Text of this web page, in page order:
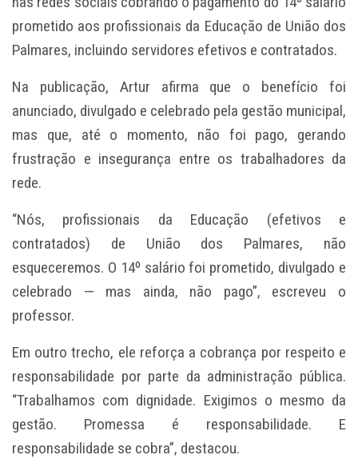
prometido aos profissionais da Educação de União dos
Palmares, incluindo servidores efetivos e contratados.
Na publicação, Artur afirma que o benefício foi
anunciado, divulgado e celebrado pela gestão municipal,
mas que, até o momento, não foi pago, gerando
frustração e insegurança entre os trabalhadores da
rede.
“Nós, profissionais da Educação (efetivos e
contratados) de União dos Palmares, não
esqueceremos. O 14º salário foi prometido, divulgado e
celebrado — mas ainda, não pago”, escreveu o
professor.
Em outro trecho, ele reforça a cobrança por respeito e
responsabilidade por parte da administração pública.
“Trabalhamos com dignidade. Exigimos o mesmo da
gestão. Promessa é responsabilidade. E
responsabilidade se cobra”, destacou.